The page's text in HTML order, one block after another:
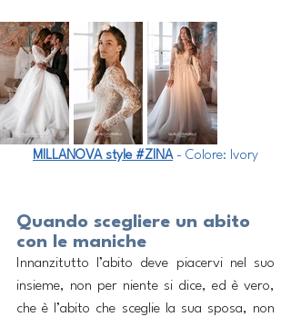
MILLANOVA style #ZINA - Colore: Ivory
Quando scegliere un abito
con le maniche
Innanzitutto l’abito deve piacervi nel suo
insieme, non per niente si dice, ed è vero,
che è l’abito che sceglie la sua sposa, non